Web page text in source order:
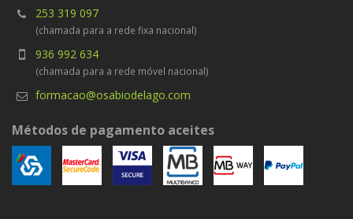
253 319 097
(chamada para a rede fixa nacional)
936 992 634
(chamada para a rede móvel nacional)
formacao@osabiodelago.com
Métodos de pagamento aceites